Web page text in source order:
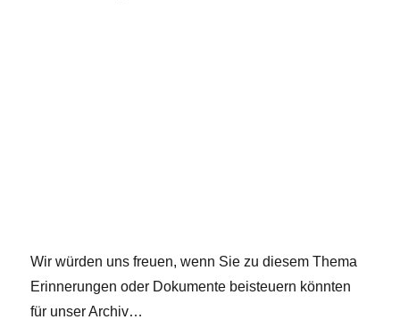
Wir würden uns freuen, wenn Sie zu diesem Thema
Erinnerungen oder Dokumente beisteuern könnten
für unser Archiv…